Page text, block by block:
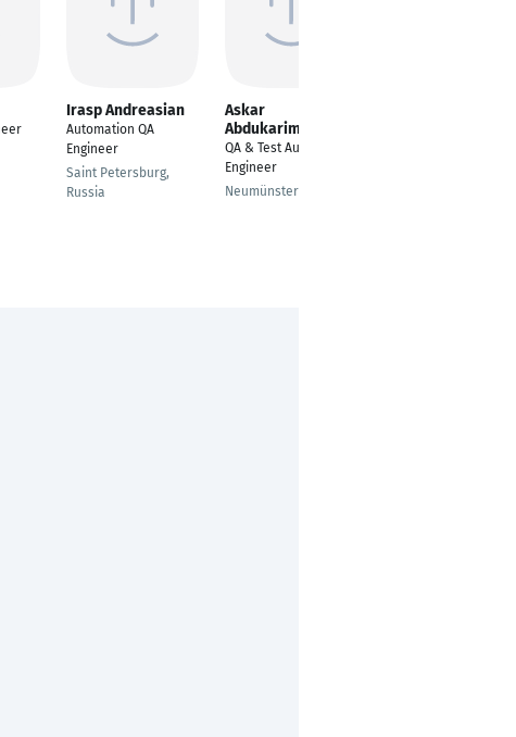
Irasp Andreasian
Automation QA
Engineer
Saint Petersburg,
Russia
Askar
Abdukarimov
QA & Test Automation
Engineer
Neumünster